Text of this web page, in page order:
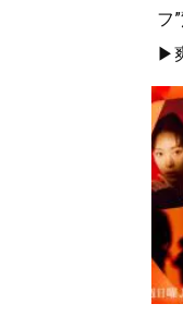
フ
▶